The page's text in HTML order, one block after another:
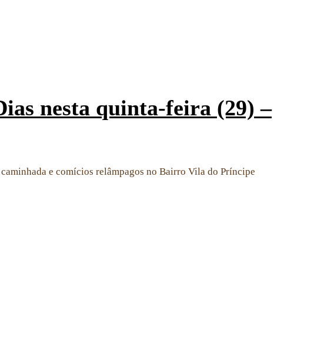
nesta quinta-feira (29) –
e comícios relâmpagos no Bairro Vila do Príncipe